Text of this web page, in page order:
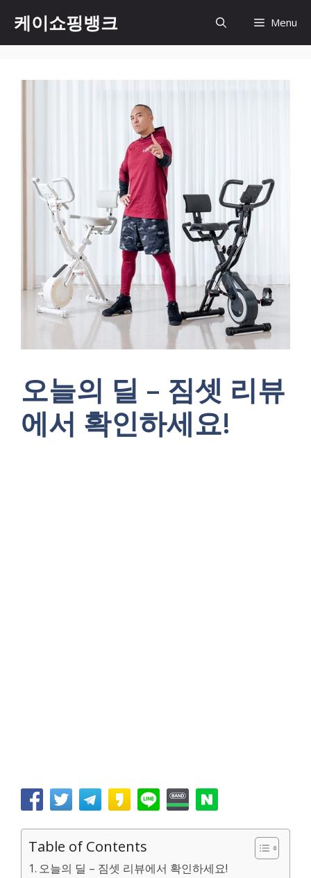
content
케이쇼핑뱅크 Menu
오늘의 딜 – 짐셋 리뷰
에서 확인하세요!
Table of Contents
오늘의 딜 – 짐셋 리뷰에서 확인하세요!